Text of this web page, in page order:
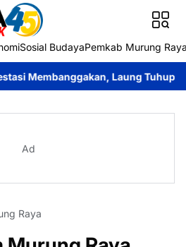
Sosial BudayaPemkab Murung
Laung Tuhup Tempati Peringkat
Ad
Raya